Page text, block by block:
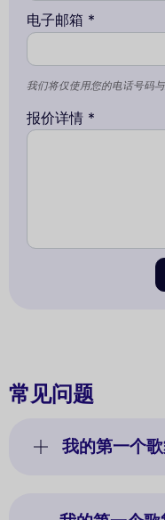
电子邮箱 *
我们将仅使用您的电话号码
报价详情 *
常见问题
我的第一个